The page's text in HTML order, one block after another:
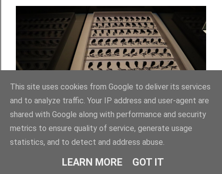
This site uses cookies from Google to deliver its services
and to analyze traffic. Your IP address and user-agent are
shared with Google along with performance and security
metrics to ensure quality of service, generate usage
statistics, and to detect and address abuse.
LEARN MORE GOT IT